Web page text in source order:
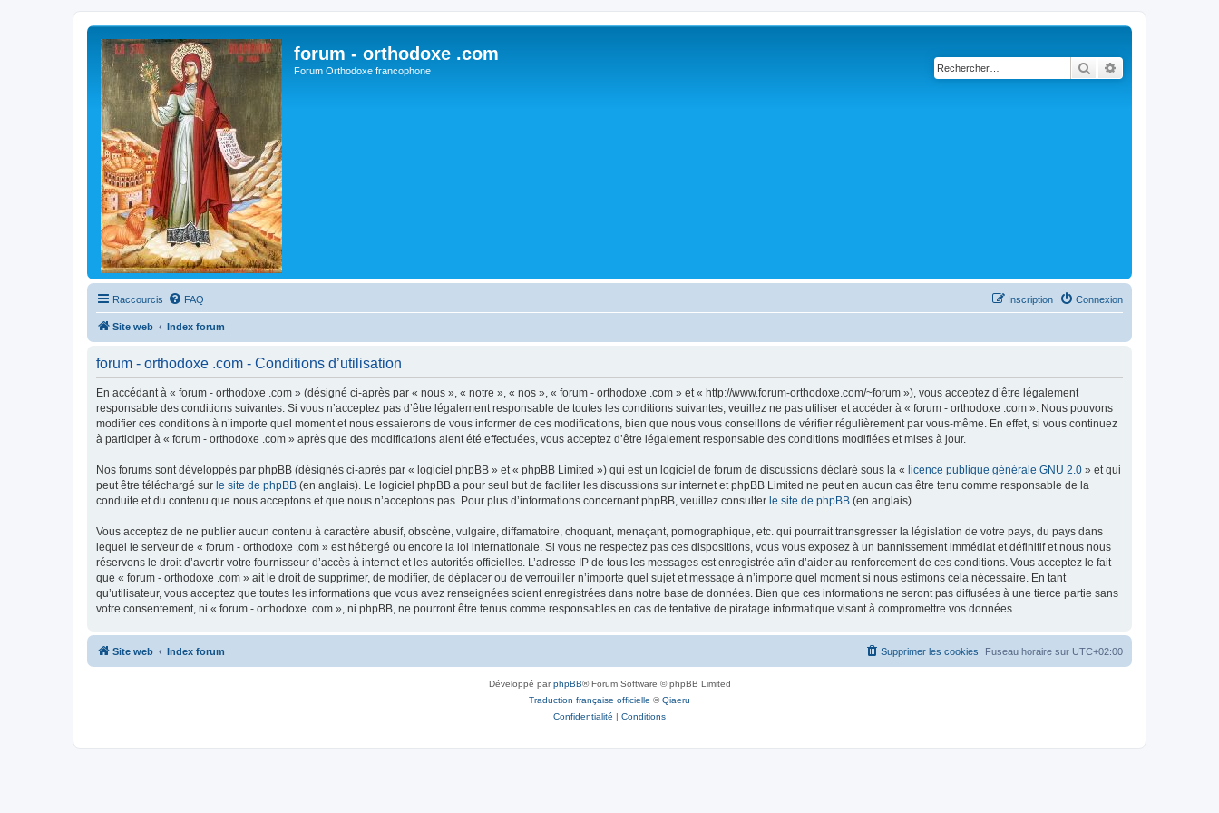
forum - orthodoxe .com
Forum Orthodoxe francophone Rechercher
Raccourcis FAQ Connexion
Inscription
Site web Index forum
forum - orthodoxe .com - Conditions d’utilisation
En accédant à « forum - orthodoxe .com » (désigné ci-après par « nous », « notre », « nos », « forum - orthodoxe .com » et « http://www.forum-orthodoxe.com/~forum »), vous acceptez d’être légalement
responsable des conditions suivantes. Si vous n’acceptez pas d’être légalement responsable de toutes les conditions suivantes, veuillez ne pas utiliser et accéder à « forum - orthodoxe .com ». Nous pouvons
modifier ces conditions à n’importe quel moment et nous essaierons de vous informer de ces modifications, bien que nous vous conseillons de vérifier régulièrement par vous-même. En effet, si vous continuez
à participer à « forum - orthodoxe .com » après que des modifications aient été effectuées, vous acceptez d’être légalement responsable des conditions modifiées et mises à jour.
Nos forums sont développés par phpBB (désignés ci-après par « logiciel phpBB » et « phpBB Limited ») qui est un logiciel de forum de discussions déclaré sous la « licence publique générale GNU 2.0 » et qui
peut être téléchargé sur le site de phpBB (en anglais). Le logiciel phpBB a pour seul but de faciliter les discussions sur internet et phpBB Limited ne peut en aucun cas être tenu comme responsable de la
conduite et du contenu que nous acceptons et que nous n’acceptons pas. Pour plus d’informations concernant phpBB, veuillez consulter le site de phpBB (en anglais).
Vous acceptez de ne publier aucun contenu à caractère abusif, obscène, vulgaire, diffamatoire, choquant, menaçant, pornographique, etc. qui pourrait transgresser la législation de votre pays, du pays dans
lequel le serveur de « forum - orthodoxe .com » est hébergé ou encore la loi internationale. Si vous ne respectez pas ces dispositions, vous vous exposez à un bannissement immédiat et définitif et nous nous
réservons le droit d’avertir votre fournisseur d’accès à internet et les autorités officielles. L’adresse IP de tous les messages est enregistrée afin d’aider au renforcement de ces conditions. Vous acceptez le fait
que « forum - orthodoxe .com » ait le droit de supprimer, de modifier, de déplacer ou de verrouiller n’importe quel sujet et message à n’importe quel moment si nous estimons cela nécessaire. En tant
qu’utilisateur, vous acceptez que toutes les informations que vous avez renseignées soient enregistrées dans notre base de données. Bien que ces informations ne seront pas diffusées à une tierce partie sans
votre consentement, ni « forum - orthodoxe .com », ni phpBB, ne pourront être tenus comme responsables en cas de tentative de piratage informatique visant à compromettre vos données.
Site web Index forum Fuseau horaire sur UTC+02:00
Supprimer les cookies
Développé parphpBB® Forum Software © phpBB Limited
Traduction française officielle ©Qiaeru
Confidentialité | Conditions